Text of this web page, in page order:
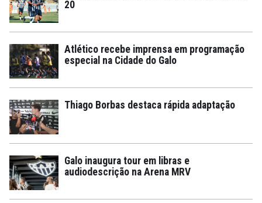
20
Atlético recebe imprensa em programação
especial na Cidade do Galo
Thiago Borbas destaca rápida adaptação
Galo inaugura tour em libras e
audiodescrição na Arena MRV